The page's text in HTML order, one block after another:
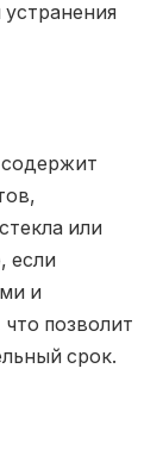
или
если
и
позволит
срок.